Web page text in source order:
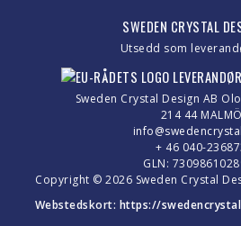
SWEDEN CRYSTAL
Utsedd som
Sweden Crystal Design AB
214 44 MALMÖ
+ 46 040-
GLN:
Copyright © 2026 Sweden Crystal
Webstedskort: https://